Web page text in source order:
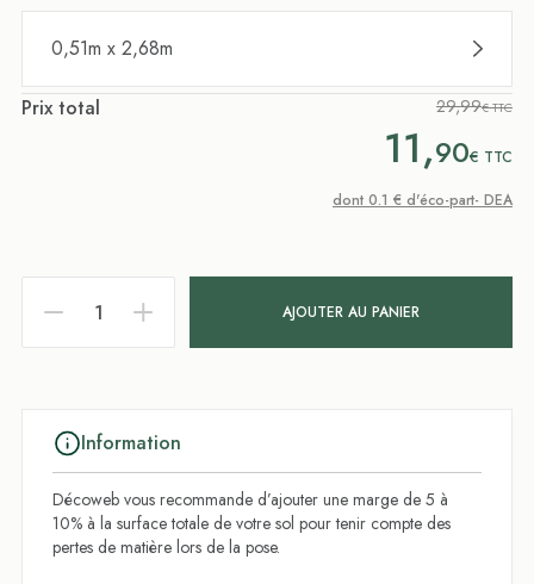
0,51m x 2,68m
Prix total 29,99€ TTC
11,90€ TTC
dont 0.1 € d'éco-part- DEA
AJOUTER AU PANIER
Information
Décoweb vous recommande d’ajouter une marge de 5 à
10% à la surface totale de votre sol pour tenir compte des
pertes de matière lors de la pose.